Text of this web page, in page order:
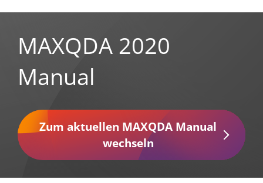
MAXQDA 2020
Manual
Zum aktuellen MAXQDA Manual
wechseln